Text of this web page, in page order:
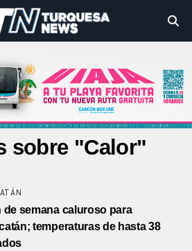
sobre "Calor"
de semana caluroso para
temperaturas de hasta 38